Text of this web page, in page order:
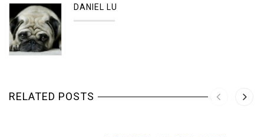
DANIEL LU
RELATED POSTS